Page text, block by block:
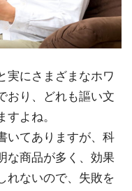
実にさまざまなホワ
おり、どれも謳い文
よね。
いてありますが、科
な商品が多く、効果
れないので、失敗を